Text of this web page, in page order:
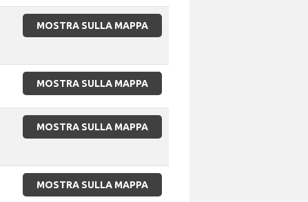
MOSTRA SULLA MAPPA
MOSTRA SULLA MAPPA
MOSTRA SULLA MAPPA
MOSTRA SULLA MAPPA